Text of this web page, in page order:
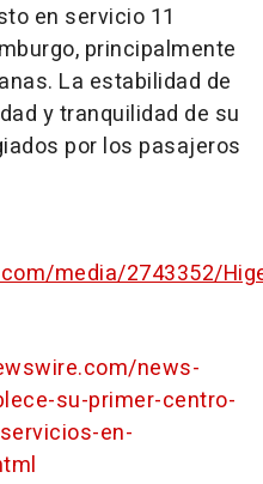
en servicio 11
principalmente
La estabilidad de
y tranquilidad de su
por los pasajeros
media/2743352/
news-
su-primer-centro-
en-